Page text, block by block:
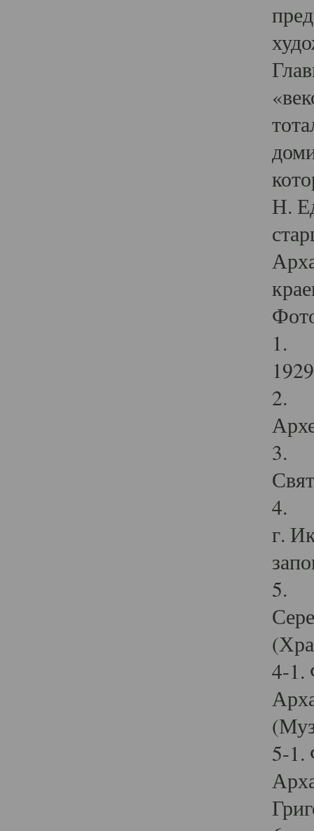
Н.
1.
2.
3.
4.
г.
5.
4-1.
5-1.